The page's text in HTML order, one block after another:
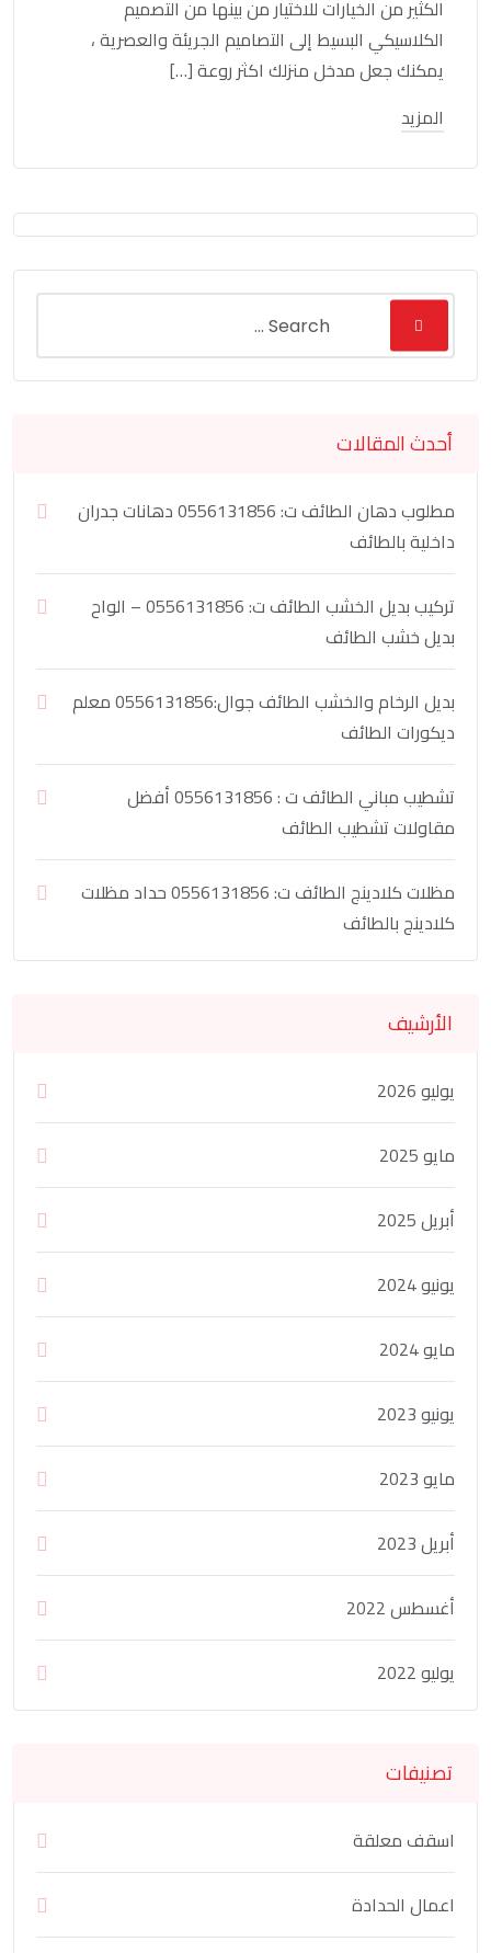
الكثير من الخيارات للاختيار من بينها من التصميم
الكلاسيكي البسيط إلى التصاميم الجريئة والعصرية ،
يمكنك جعل مدخل منزلك اكثر روعة […]
المزيد
أحدث المقالات
مطلوب دهان الطائف ت: 0556131856 دهانات جدران
داخلية بالطائف
تركيب بديل الخشب الطائف ت: 0556131856 – الواح
بديل خشب الطائف
بديل الرخام والخشب الطائف جوال:0556131856 معلم
ديكورات الطائف
تشطيب مباني الطائف ت : 0556131856 أفضل
مقاولات تشطيب الطائف
مظلات كلادينج الطائف ت: 0556131856 حداد مظلات
كلادينج بالطائف
الأرشيف
يوليو 2026
مايو 2025
أبريل 2025
يونيو 2024
مايو 2024
يونيو 2023
مايو 2023
أبريل 2023
أغسطس 2022
يوليو 2022
تصنيفات
اسقف معلقة
اعمال الحدادة